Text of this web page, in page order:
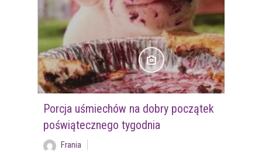
Porcja uśmiechów na dobry początek
poświątecznego tygodnia
Frania